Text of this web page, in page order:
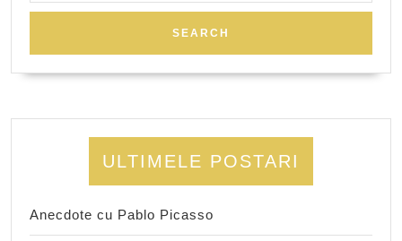
ULTIMELE POSTARI
Anecdote cu Pablo Picasso